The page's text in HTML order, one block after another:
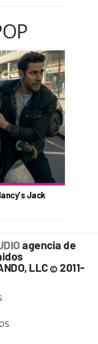
Jack
agencia de
LLC © 2011-